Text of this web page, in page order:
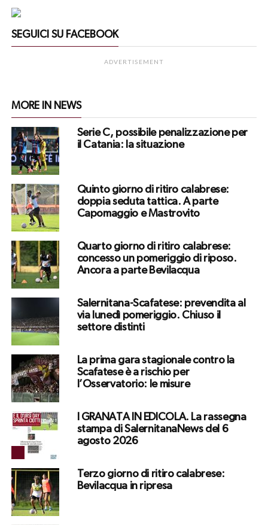
SEGUICI SU FACEBOOK
ADVERTISEMENT
MORE IN NEWS
Serie C, possibile penalizzazione per
il Catania: la situazione
Quinto giorno di ritiro calabrese:
doppia seduta tattica. A parte
Capomaggio e Mastrovito
Quarto giorno di ritiro calabrese:
concesso un pomeriggio di riposo.
Ancora a parte Bevilacqua
Salernitana-Scafatese: prevendita al
via lunedì pomeriggio. Chiuso il
settore distinti
La prima gara stagionale contro la
Scafatese è a rischio per
l’Osservatorio: le misure
I GRANATA IN EDICOLA. La rassegna
stampa di SalernitanaNews del 6
agosto 2026
Terzo giorno di ritiro calabrese:
Bevilacqua in ripresa